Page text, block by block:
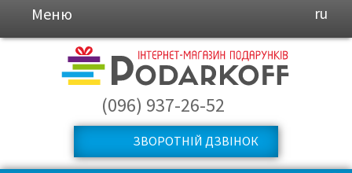
Меню ru
(096) 937-26-52
ЗВОРОТНІЙ ДЗВІНОК